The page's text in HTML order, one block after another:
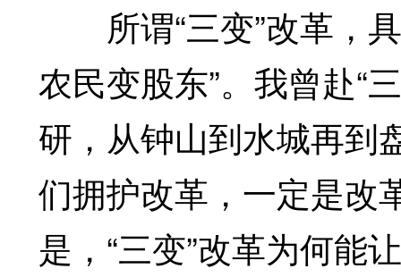
所谓“三变”改革，具
农民变股东”。我曾赴“
研，从钟山到水城再到
们拥护改革，一定是改
是，“三变”改革为何能